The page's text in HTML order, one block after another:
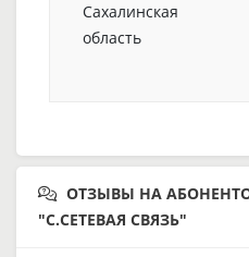
Сахалинская
область
ОТЗЫВЫ НА
"С.СЕТЕВАЯ СВЯЗЬ"